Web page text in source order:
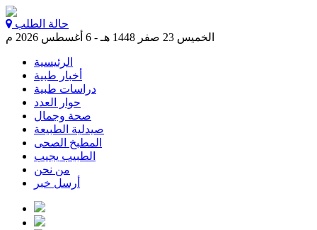
حالة الطلب
الخميس 23 صفر 1448 هـ - 6 أغسطس 2026 م
الرئيسية
أخبار طبية
دراسات طبية
حوار العدد
صحة وجمال
صيدلية الطبيعة
المطبخ الصحى
الطبيب يجيب
من نحن
أرسل خبر